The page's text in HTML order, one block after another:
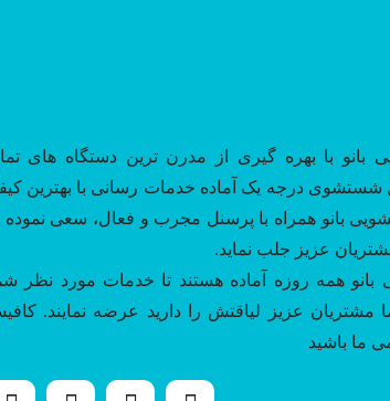
بانو با بهره گیری از مدرن ترین دستگاه های
درجه یک آماده خدمات رسانی با بهترین
بانو همراه با پرسنل مجرب و فعال، سعی نموده
عزیز جلب نماید.
بانو همه روزه آماده هستند تا خدمات مورد نظر
مشتریان عزیز لیاقتش را دارید عرضه نمایند.
ما باشید